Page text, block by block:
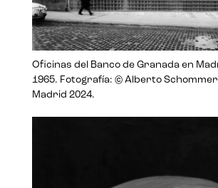
Oficinas del Banco de Granada en
1965. Fotografía: © Alberto
Madrid 2024.